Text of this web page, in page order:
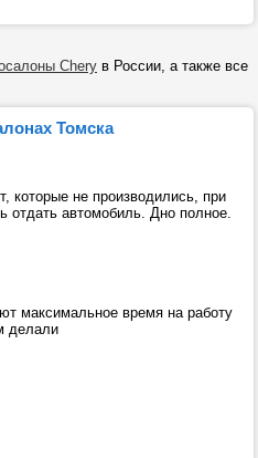
Chery в России, а также все
Томска
которые не производились, при
отдать автомобиль. Дно полное.
максимальное время на работу
делали